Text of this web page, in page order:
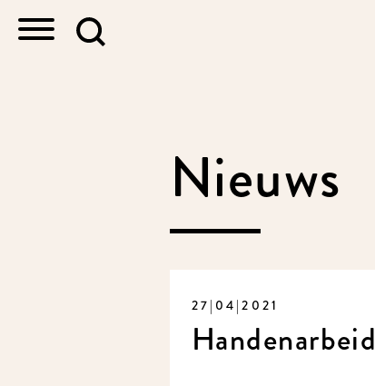
Nieuws
27|04|2021
Handenarbeid